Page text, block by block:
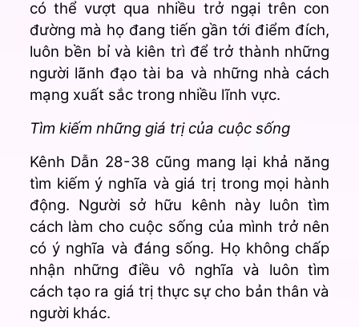
có thể vượt qua nhiều trở ngại trên con
đường mà họ đang tiến gần tới điểm đích,
luôn bền bỉ và kiên trì để trở thành những
người lãnh đạo tài ba và những nhà cách
mạng xuất sắc trong nhiều lĩnh vực.
Tìm kiếm những giá trị của cuộc sống
Kênh Dẫn 28-38 cũng mang lại khả năng
tìm kiếm ý nghĩa và giá trị trong mọi hành
động. Người sở hữu kênh này luôn tìm
cách làm cho cuộc sống của mình trở nên
có ý nghĩa và đáng sống. Họ không chấp
nhận những điều vô nghĩa và luôn tìm
cách tạo ra giá trị thực sự cho bản thân và
người khác.